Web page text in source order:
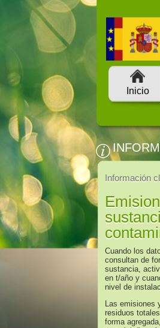
Inicio
Información
Cuando los
consultan de
sustancia,
en t/año y
nivel de
Las emisiones
residuos
forma